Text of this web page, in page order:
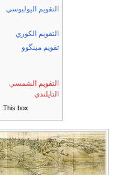
التقويم اليوليوسي
التقويم الكوري
تقويم مينگوو
التقويم الشمسي
التايلندي
This box: